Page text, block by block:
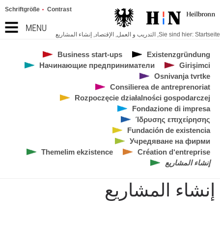
MENU
Schriftgröße Contrast
Sie sind hier: Startseite
, التدريب و العمل, الإقتصاد, إنشاء المشاريع
Existenzgründung
Business start-ups
Girişimci
Начинающие предприниматели
Osnivanja tvrtke
Consilierea de antreprenoriat
Rozpoczęcie działalności gospodarczej
Fondazione di impresa
Ίδρυσης επιχείρησης
Fundación de existencia
Учредяване на фирми
Création d‘entreprise
Themelim ekzistence
إنشاء المشاريع
إنشاء المشاريع